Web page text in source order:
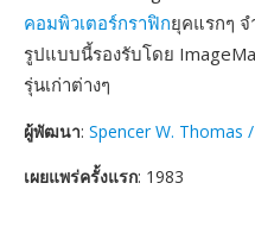
คอมพิวเตอร์กราฟิกยุคแรกๆ
รูปแบบนี้รองรับโดย
รุ่นเก่าต่างๆ
ผู้พัฒนา: Spencer W. Thomas
เผยแพร่ครั้งแรก: 1983